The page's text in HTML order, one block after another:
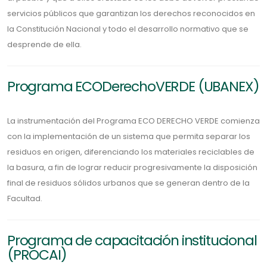
servicios públicos que garantizan los derechos reconocidos en
la Constitución Nacional y todo el desarrollo normativo que se
desprende de ella.
Programa ECODerechoVERDE (UBANEX)
La instrumentación del Programa ECO DERECHO VERDE comienza
con la implementación de un sistema que permita separar los
residuos en origen, diferenciando los materiales reciclables de
la basura, a fin de lograr reducir progresivamente la disposición
final de residuos sólidos urbanos que se generan dentro de la
Facultad.
Programa de capacitación institucional
(PROCAI)